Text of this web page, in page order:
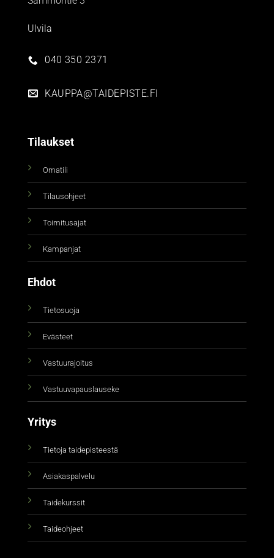
Ulvila
040 350 2371
KAUPPA@TAIDEPISTE.FI
Tilaukset
Omatili
Tilausohjeet
Toimitusajat
Kampanjat
Ehdot
Tietosuoja
Evästeet
Vastuurajoitus
Vastuuvapauslauseke
Yritys
Tietoja taidepisteestä
Asiakaspalvelu
Taidekurssit
Taideohjeet